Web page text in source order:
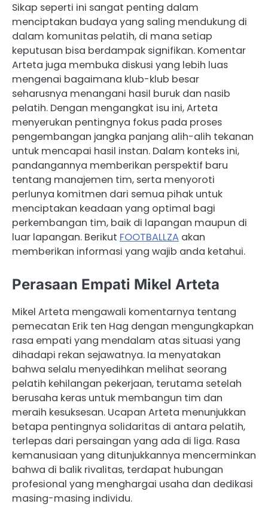
Sikap seperti ini sangat penting dalam
menciptakan budaya yang saling mendukung di
dalam komunitas pelatih, di mana setiap
keputusan bisa berdampak signifikan. Komentar
Arteta juga membuka diskusi yang lebih luas
mengenai bagaimana klub-klub besar
seharusnya menangani hasil buruk dan nasib
pelatih. Dengan mengangkat isu ini, Arteta
menyerukan pentingnya fokus pada proses
pengembangan jangka panjang alih-alih tekanan
untuk mencapai hasil instan. Dalam konteks ini,
pandangannya memberikan perspektif baru
tentang manajemen tim, serta menyoroti
perlunya komitmen dari semua pihak untuk
menciptakan keadaan yang optimal bagi
perkembangan tim, baik di lapangan maupun di
luar lapangan. Berikut FOOTBALLZA akan
memberikan informasi yang wajib anda ketahui.
Perasaan Empati Mikel Arteta
Mikel Arteta mengawali komentarnya tentang
pemecatan Erik ten Hag dengan mengungkapkan
rasa empati yang mendalam atas situasi yang
dihadapi rekan sejawatnya. Ia menyatakan
bahwa selalu menyedihkan melihat seorang
pelatih kehilangan pekerjaan, terutama setelah
berusaha keras untuk membangun tim dan
meraih kesuksesan. Ucapan Arteta menunjukkan
betapa pentingnya solidaritas di antara pelatih,
terlepas dari persaingan yang ada di liga. Rasa
kemanusiaan yang ditunjukkannya mencerminkan
bahwa di balik rivalitas, terdapat hubungan
profesional yang menghargai usaha dan dedikasi
masing-masing individu.